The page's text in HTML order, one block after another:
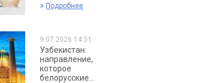
» Подробнее
9.07.2026 14:51
Узбекистан:
направление,
которое
белорусские...